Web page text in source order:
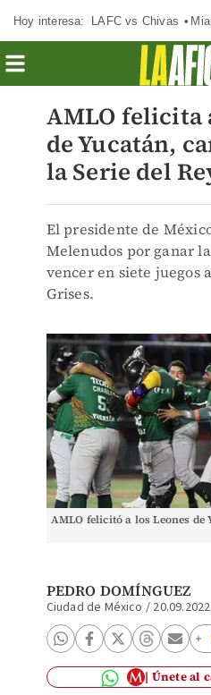
Hoy interesa: LAFC vs Chivas
AMLO felicita
de Yucatán,
la Serie del
El presidente de
Melenudos por ganar
vencer en siete juegos
Grises.
AMLO felicitó a los Leones
PEDRO DOMÍNGUEZ
Ciudad de México /
Únete al